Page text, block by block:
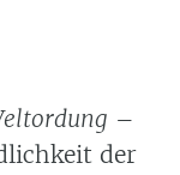
–
der